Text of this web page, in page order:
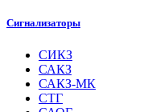
Сигнализаторы
СИКЗ
САКЗ
САКЗ-МК
СТГ